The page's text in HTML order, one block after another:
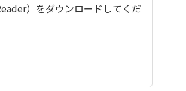
）をダウンロードしてくだ